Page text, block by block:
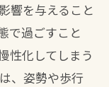
響を与えること
で過ごすこと
性化してしまう
、姿勢や歩行